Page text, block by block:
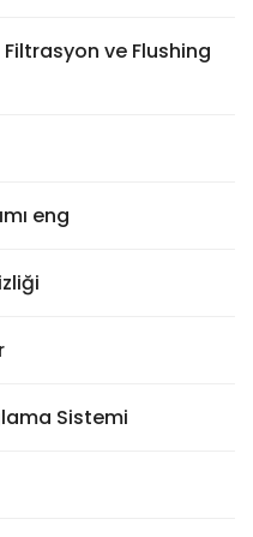
Filtrasyon ve Flushing
eng
Sistemi